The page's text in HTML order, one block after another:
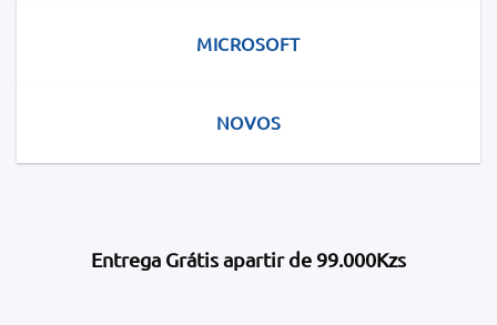
MICROSOFT
NOVOS
Entrega Grátis apartir de 99.000Kzs